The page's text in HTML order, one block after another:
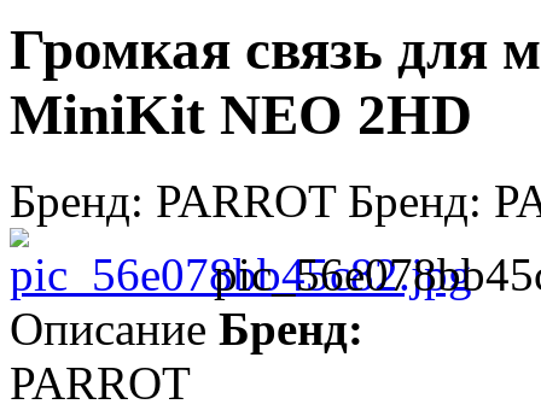
Громкая связь для
MiniKit NEO 2HD
Бренд: PARROT Бренд:
Описание Бренд:
PARROT